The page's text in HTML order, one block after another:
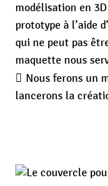
modélisation en
prototype à l’aide
qui ne peut pas
maquette nous
Nous ferons un
lancerons la